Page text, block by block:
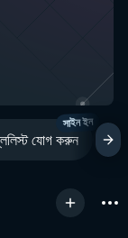
যোগ করুন
সাইন ইন